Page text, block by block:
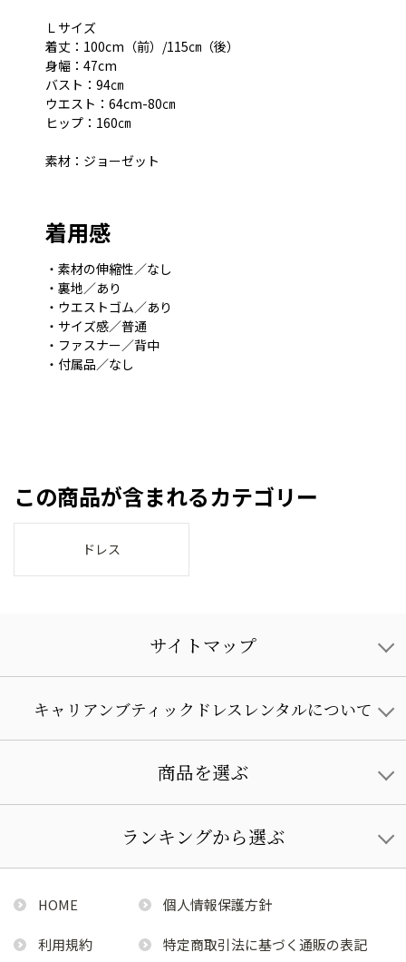
Ｌサイズ
着丈：100cm（前）/115㎝（後）
身幅：47cm
バスト：94㎝
ウエスト：64cm-80㎝
ヒップ：160㎝
素材：ジョーゼット
着用感
・素材の伸縮性／なし
・裏地／あり
・ウエストゴム／あり
・サイズ感／普通
・ファスナー／背中
・付属品／なし
この商品が含まれるカテゴリー
ドレス
サイトマップ
キャリアンブティックドレスレンタルについて
商品を選ぶ
ランキングから選ぶ
HOME 個人情報保護方針
利用規約 特定商取引法に基づく通販の表記